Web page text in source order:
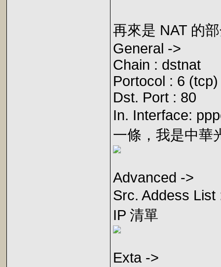
再來是 NAT 的
General ->
Chain : dstnat
Portocol : 6 (tcp)
Dst. Port : 80
In. Interface:
一條，我是中華
Advanced ->
Src. Addess
IP 清單
Exta ->